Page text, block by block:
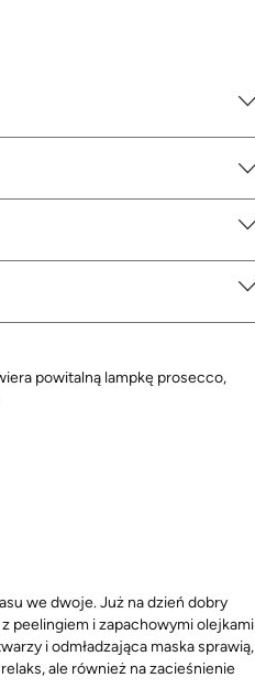
powitalną lampkę prosecco,
we dwoje. Już na dzień dobry
peelingiem i zapachowymi olejkami
i odmładzająca maska sprawią,
ale również na zacieśnienie